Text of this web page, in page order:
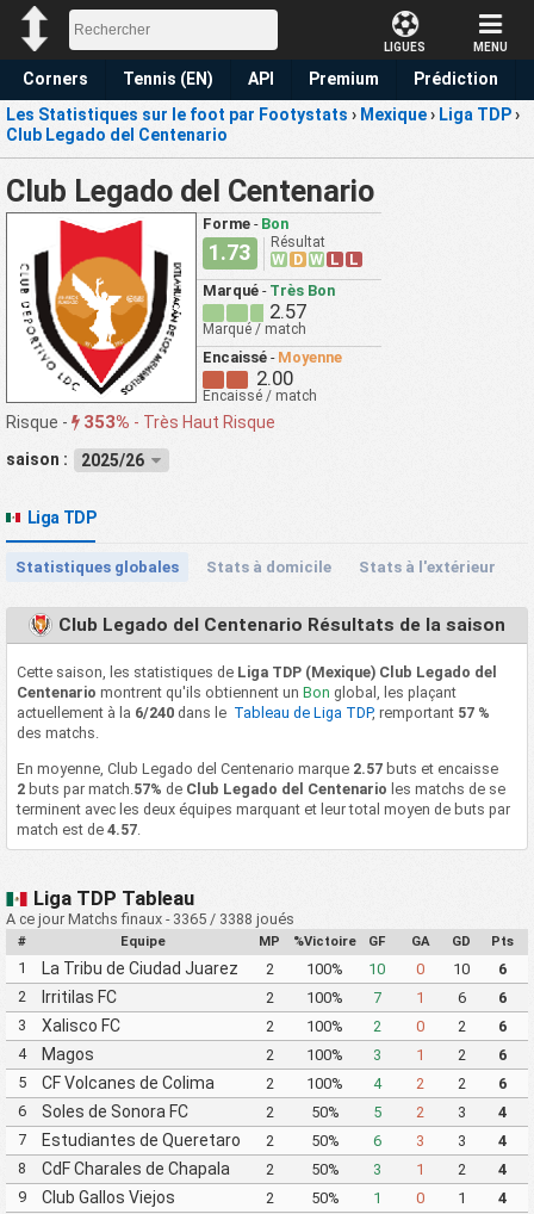
LIGUES MENU
Corners Tennis (EN) API Premium
Prédiction
Les Statistiques sur le foot par Footystats › Mexique› Liga TDP›
Club Legado del Centenario
Club Legado del Centenario
Forme - Bon
1.73 Résultat
W D W L
L
Marqué - Très Bon
2.57
Marqué / match
Encaissé - Moyenne
2.00
Encaissé / match
Risque - 353% - Très Haut Risque
saison :
2025/26
Liga TDP
Statistiques globales Stats à domicile Stats à l'extérieur
Club Legado del Centenario Résultats de la saison
Cette saison, les statistiques de Liga TDP (Mexique) Club Legado del
Centenario montrent qu'ils obtiennent un Bon global, les plaçant
actuellement à la 6/240dans le Tableau de Liga TDP, remportant 57 %
des matchs.
En moyenne, Club Legado del Centenario marque 2.57buts et encaisse
2buts par match.57% de Club Legado del Centenario les matchs de se
terminent avec les deux équipes marquant et leur total moyen de buts par
match est de 4.57.
Liga TDP Tableau
A ce jour Matchs finaux - 3365 / 3388 joués
# Equipe MP %Victoire GF GA GD Pts
1
La Tribu de Ciudad Juarez
FC
2 100% 10 0 10
6
2
Irritilas FC 2 100% 7 1 6
6
3
Xalisco FC 2 100% 2 0 2
6
4
Magos 2 100% 3 1 2
6
5
CF Volcanes de Colima
Deportivo Tala
2 100% 4 2 2
6
6
Soles de Sonora FC 2 50% 5 2 3
4
7
Estudiantes de Queretaro
FC
2 50% 6 3 3
4
8
CdF Charales de Chapala 2 50% 3 1 2
4
9
Club Gallos Viejos 2 50% 1 0 1
4